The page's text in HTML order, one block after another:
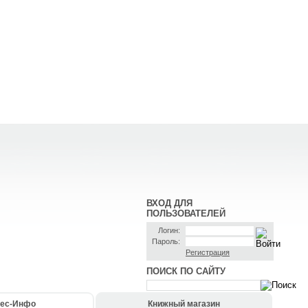
ВХОД ДЛЯ
ПОЛЬЗОВАТЕЛЕЙ
Логин:
Пароль:
Регистрация
ПОИСК ПО САЙТУ
Инфо Книжный магазин